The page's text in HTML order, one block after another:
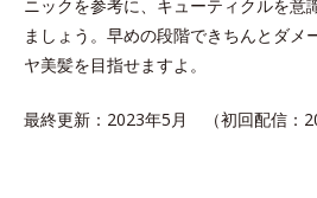
ニックを参考に、キューティクルを意
ましょう。早めの段階できちんとダメ
ヤ美髪を目指せますよ。
最終更新：2023年5月 （初回配信：